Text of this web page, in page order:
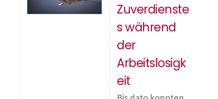
Zuverdienste
s während
der
Arbeitslosigk
eit